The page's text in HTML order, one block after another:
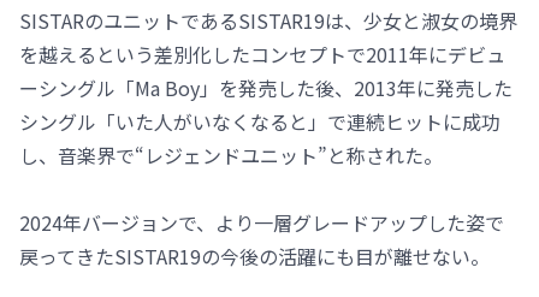
SISTARのユニットであるSISTAR19は、少女と淑女の境界
を越えるという差別化したコンセプトで2011年にデビュ
ーシングル「Ma Boy」を発売した後、2013年に発売した
シングル「いた人がいなくなると」で連続ヒットに成功
し、音楽界で“レジェンドユニット”と称された。
2024年バージョンで、より一層グレードアップした姿で
戻ってきたSISTAR19の今後の活躍にも目が離せない。